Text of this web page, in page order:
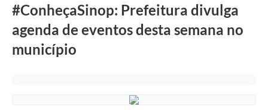
#ConheçaSinop: Prefeitura divulga
agenda de eventos desta semana no
município